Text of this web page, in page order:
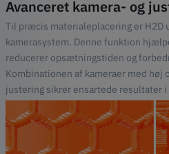
Avanceret kamera- og
Til præcis materialeplacering er H2D
kamerasystem. Denne funktion
reducerer opsætningstiden og
Kombinationen af kameraer med høj
justering sikrer ensartede resultater